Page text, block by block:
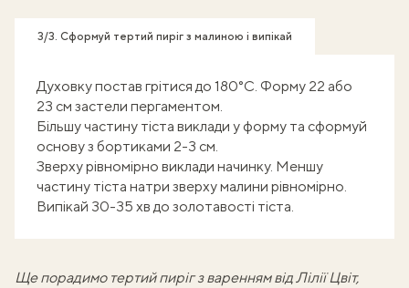
3/3. Сформуй тертий пиріг з малиною і випікай
Духовку постав грітися до 180°С. Форму 22 або
23 см застели пергаментом.
Більшу частину тіста виклади у форму та сформуй
основу з бортиками 2-3 см.
Зверху рівномірно виклади начинку. Меншу
частину тіста натри зверху малини рівномірно.
Випікай 30-35 хв до золотавості тіста.
Ще порадимо тертий пиріг з варенням від Лілії Цвіт,